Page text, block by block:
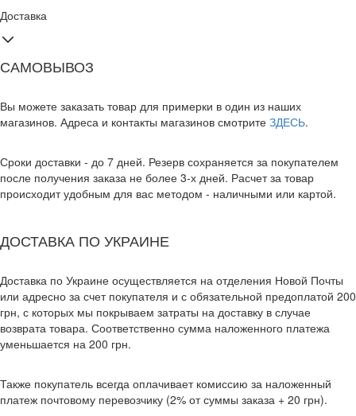
Доставка
САМОВЫВОЗ
Вы можете заказать товар для примерки в один из наших
магазинов. Адреса и контакты магазинов смотрите ЗДЕСЬ.
Сроки доставки - до 7 дней. Резерв сохраняется за покупателем
после получения заказа не более 3-х дней. Расчет за товар
происходит удобным для вас методом - наличными или картой.
ДОСТАВКА ПО УКРАИНЕ
Доставка по Украине осуществляется на отделения Новой Почты
или адресно за счет покупателя и с обязательной предоплатой 200
грн, с которых мы покрываем затраты на доставку в случае
возврата товара. Соответственно сумма наложенного платежа
уменьшается на 200 грн.
Также покупатель всегда оплачивает комиссию за наложенный
платеж почтовому перевозчику (2% от суммы заказа + 20 грн).